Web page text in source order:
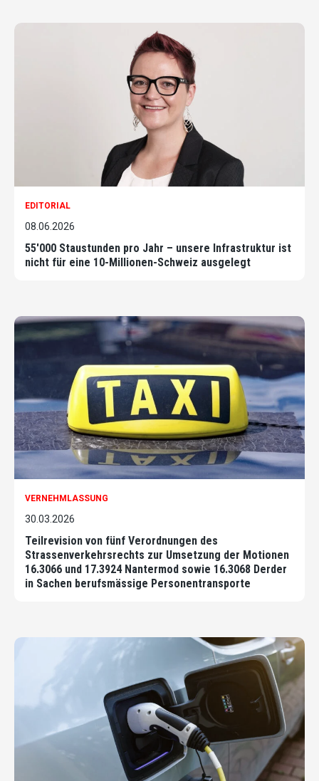
EDITORIAL
08.06.2026
55'000 Staustunden pro Jahr – unsere Infrastruktur ist
nicht für eine 10-Millionen-Schweiz ausgelegt
VERNEHMLASSUNG
30.03.2026
Teilrevision von fünf Verordnungen des
Strassenverkehrsrechts zur Umsetzung der Motionen
16.3066 und 17.3924 Nantermod sowie 16.3068 Derder
in Sachen berufsmässige Personentransporte